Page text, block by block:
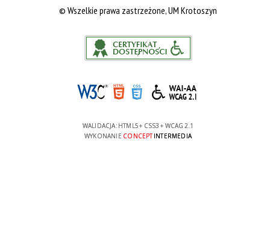
© Wszelkie prawa zastrzeżone, UM Krotoszyn
WALIDACJA: HTML5+ CSS3 + WCAG 2.1
WYKONANIE CONCEPTINTERMEDIA